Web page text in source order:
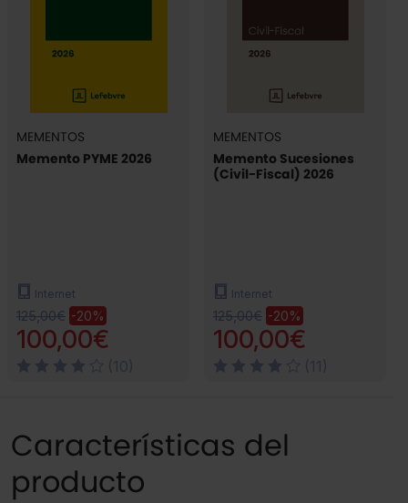
MEMENTOS
Memento PYME 2026
Internet
125,00€ -20%
100,00€
MEMENTOS
Memento Sucesiones
(Civil-Fiscal) 2026
Internet
125,00€ -20%
100,00€
Características del
producto